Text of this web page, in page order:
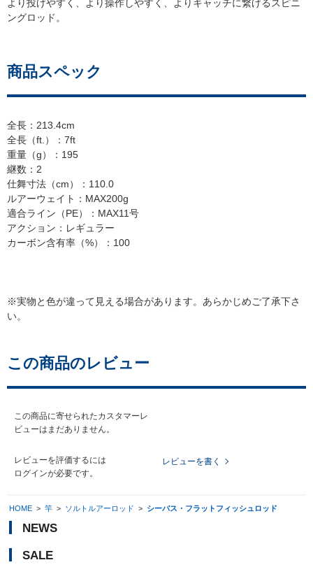
より投げやすく、より操作しやすく、よりキャッチに繋げるスピニ
ングロッド。
商品スペック
全長：213.4cm
全長（ft.）：7ft
重量（g）：195
継数：2
仕舞寸法（cm）：110.0
ルアーウェイト：MAX200g
適合ライン（PE）：MAX11号
アクション：レギュラー
カーボン含有率（%）：100
※実物と色が違って見える場合があります。あらかじめご了承下さ
い。
この商品のレビュー
この商品に寄せられたカスタマーレ
ビューはまだありません。
レビューを評価するには
ログインが必要です。
レビューを書く
HOME > 竿 > ソルトルアーロッド > シーバス・フラットフィッシュロッド
NEWS
SALE